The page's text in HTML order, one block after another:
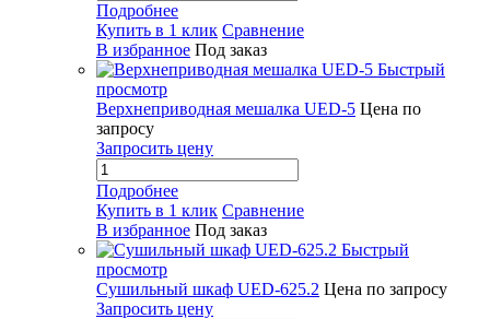
Подробнее
Купить в 1 клик Сравнение
В избранное Под заказ
Быстрый
просмотр
Верхнеприводная мешалка UED-5 Цена по
запросу
Запросить цену
Подробнее
Купить в 1 клик Сравнение
В избранное Под заказ
Быстрый
просмотр
Сушильный шкаф UED-625.2 Цена по запросу
Запросить цену